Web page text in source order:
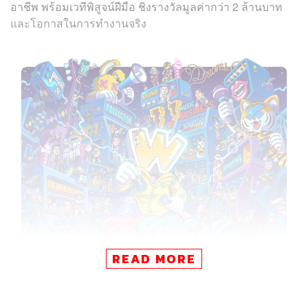
อาชีพ พร้อมเวทีพิสูจน์ฝีมือ ชิงรางวัลมูลค่ากว่า 2 ล้านบาท
และโอกาสในการทำงานจริง
READ MORE